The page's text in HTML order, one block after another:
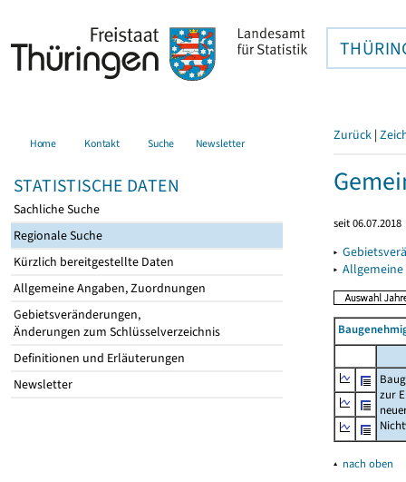
Home Kontakt Suche Newsletter
STATISTISCHE DATEN
Sachliche Suche
Regionale Suche
Kürzlich bereitgestellte Daten
Allgemeine Angaben, Zuordnungen
Gebietsveränderungen,
Änderungen zum Schlüsselverzeichnis
Definitionen und Erläuterungen
Newsletter
Zurück |
seit 06.07.2018
▸
▸
zur
▴ nach oben